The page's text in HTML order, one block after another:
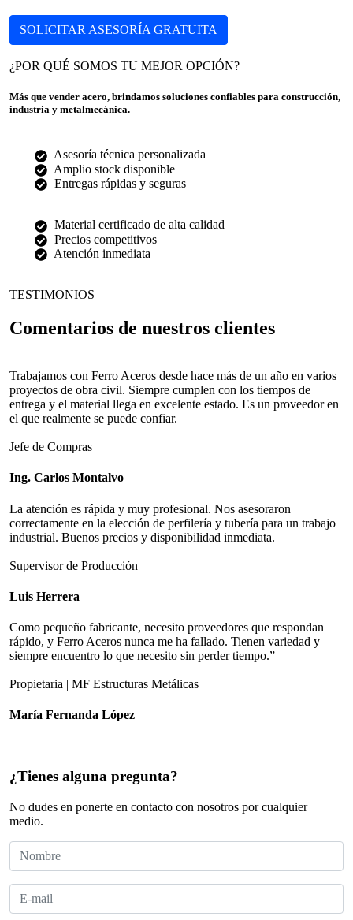
SOLICITAR ASESORÍA GRATUITA
¿POR QUÉ SOMOS TU MEJOR OPCIÓN?
Más que vender acero, brindamos soluciones confiables para construcción,
industria y metalmecánica.
Asesoría técnica personalizada
Amplio stock disponible
Entregas rápidas y seguras
Material certificado de alta calidad
Precios competitivos
Atención inmediata
TESTIMONIOS
Comentarios de nuestros clientes
Trabajamos con Ferro Aceros desde hace más de un año en varios
proyectos de obra civil. Siempre cumplen con los tiempos de
entrega y el material llega en excelente estado. Es un proveedor en
el que realmente se puede confiar.
Jefe de Compras
Ing. Carlos Montalvo
La atención es rápida y muy profesional. Nos asesoraron
correctamente en la elección de perfilería y tubería para un trabajo
industrial. Buenos precios y disponibilidad inmediata.
Supervisor de Producción
Luis Herrera
Como pequeño fabricante, necesito proveedores que respondan
rápido, y Ferro Aceros nunca me ha fallado. Tienen variedad y
siempre encuentro lo que necesito sin perder tiempo.”
Propietaria | MF Estructuras Metálicas
María Fernanda López
¿Tienes alguna pregunta?
No dudes en ponerte en contacto con nosotros por cualquier
medio.